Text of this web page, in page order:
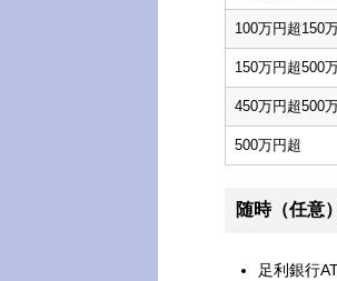
100万円超150
150万円超500
450万円超500
500万円超
随時（任意
足利銀行